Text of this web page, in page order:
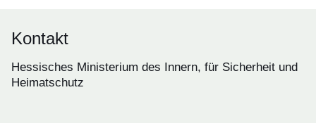
Kontakt
Hessisches Ministerium des Innern, für Sicherheit und
Heimatschutz